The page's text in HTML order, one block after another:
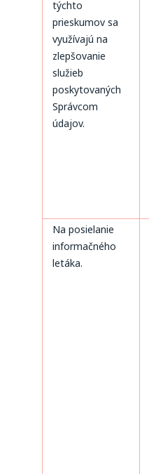
týchto
prieskumov sa
využívajú na
zlepšovanie
služieb
poskytovaných
Správcom
údajov.
Na posielanie
informačného
letáka.